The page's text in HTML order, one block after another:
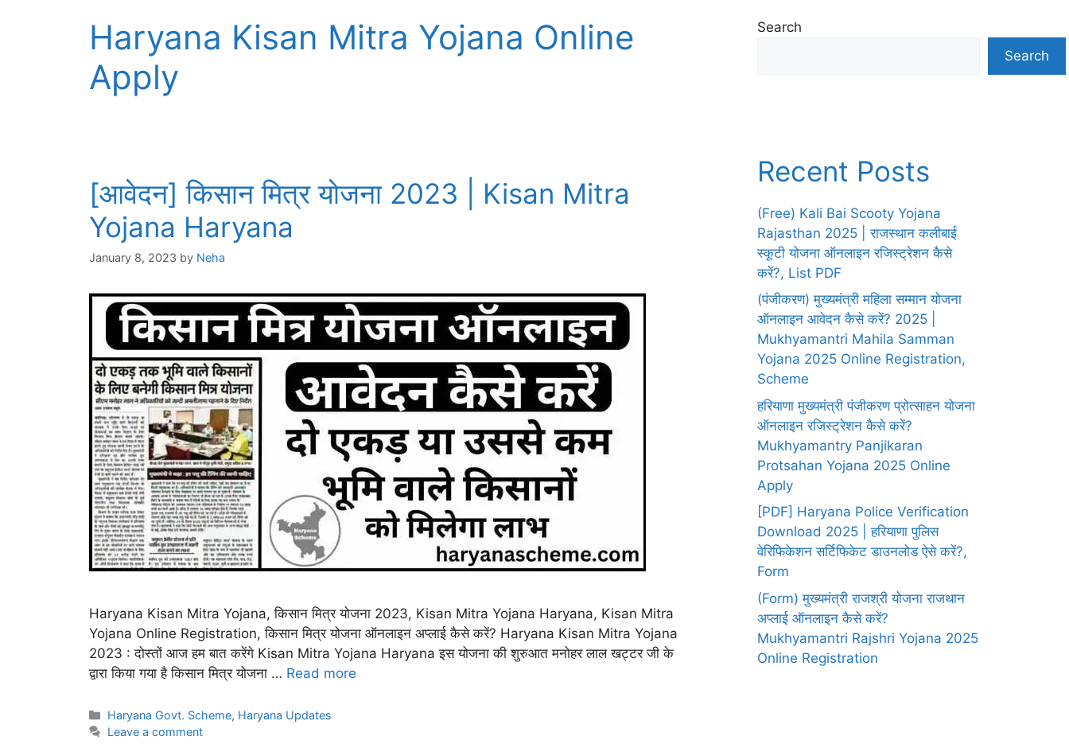
Haryana Kisan Mitra Yojana Online
Apply
[आवेदन] किसान मित्र योजना 2023 | Kisan Mitra
Yojana Haryana
January 8, 2023 by Neha
Haryana Kisan Mitra Yojana, किसान मित्र योजना 2023, Kisan Mitra Yojana Haryana, Kisan Mitra
Yojana Online Registration, किसान मित्र योजना ऑनलाइन अप्लाई कैसे करें? Haryana Kisan Mitra Yojana
2023 : दोस्तों आज हम बात करेंगे Kisan Mitra Yojana Haryana इस योजना की शुरुआत मनोहर लाल खट्टर जी के
द्वारा किया गया है किसान मित्र योजना … Read more
Categories
Haryana Govt. Scheme, Haryana Updates
Leave a comment
Search
Search
Recent Posts
(Free) Kali Bai Scooty Yojana
Rajasthan 2025 | राजस्थान कलीबाई
स्कूटी योजना ऑनलाइन रजिस्ट्रेशन कैसे
करें?, List PDF
(पंजीकरण) मुख्यमंत्री महिला सम्मान योजना
ऑनलाइन आवेदन कैसे करें? 2025 |
Mukhyamantri Mahila Samman
Yojana 2025 Online Registration,
Scheme
हरियाणा मुख्यमंत्री पंजीकरण प्रोत्साहन योजना
ऑनलाइन रजिस्ट्रेशन कैसे करें?
Mukhyamantry Panjikaran
Protsahan Yojana 2025 Online
Apply
[PDF] Haryana Police Verification
Download 2025 | हरियाणा पुलिस
वेरिफिकेशन सर्टिफिकेट डाउनलोड ऐसे करें?,
Form
(Form) मुख्यमंत्री राजश्री योजना राजथान
अप्लाई ऑनलाइन कैसे करें?
Mukhyamantri Rajshri Yojana 2025
Online Registration